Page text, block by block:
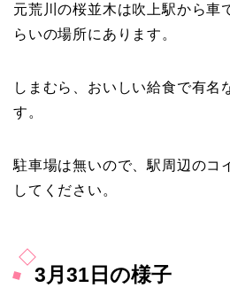
元荒川の桜並木は吹上駅から車
らいの場所にあります。
しまむら、おいしい給食で有名
す。
駐車場は無いので、駅周辺のコ
してください。
3月31日の様子